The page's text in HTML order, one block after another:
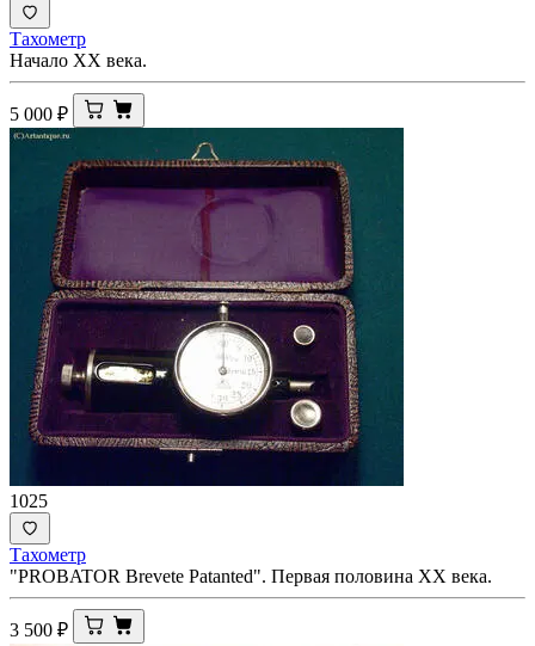
Тахометр
Начало ХХ века.
5 000 ₽
1025
Тахометр
"PROBATOR Brevete Patanted". Первая половина ХХ века.
3 500 ₽